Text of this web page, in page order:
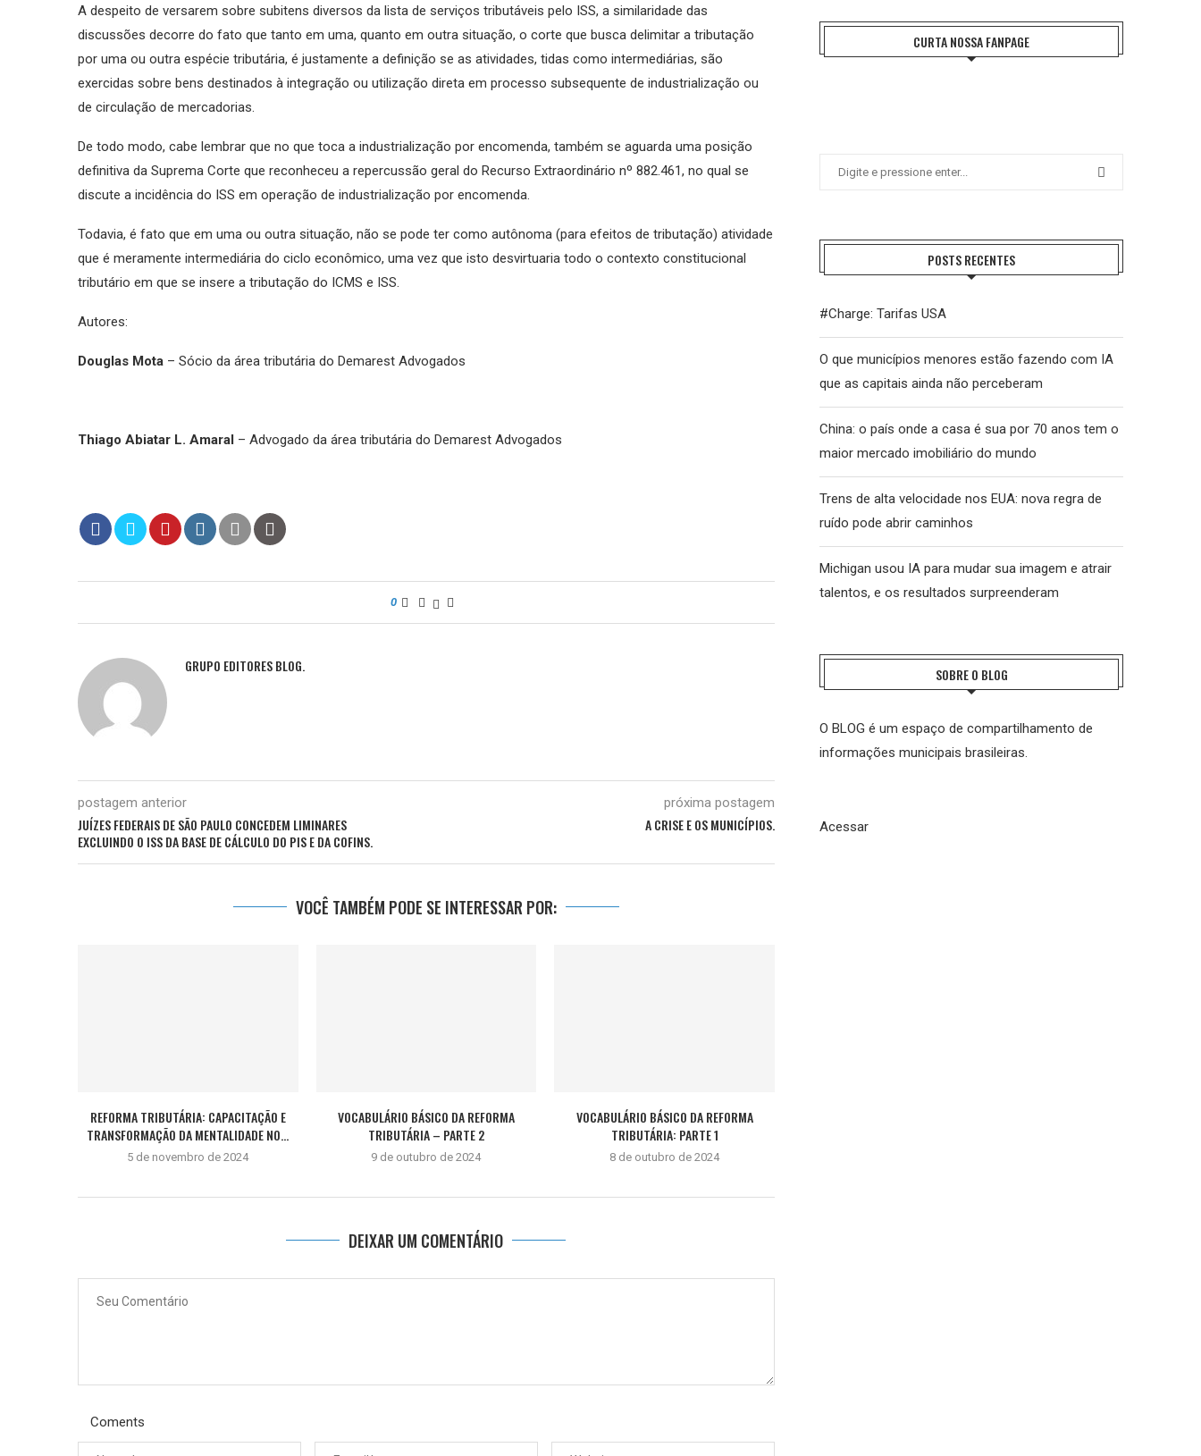
A despeito de versarem sobre subitens diversos da lista de serviços tributáveis pelo ISS, a similaridade das
discussões decorre do fato que tanto em uma, quanto em outra situação, o corte que busca delimitar a tributação
por uma ou outra espécie tributária, é justamente a definição se as atividades, tidas como intermediárias, são
exercidas sobre bens destinados à integração ou utilização direta em processo subsequente de industrialização ou
de circulação de mercadorias.
De todo modo, cabe lembrar que no que toca a industrialização por encomenda, também se aguarda uma posição
definitiva da Suprema Corte que reconheceu a repercussão geral do Recurso Extraordinário nº 882.461, no qual se
discute a incidência do ISS em operação de industrialização por encomenda.
Todavia, é fato que em uma ou outra situação, não se pode ter como autônoma (para efeitos de tributação) atividade
que é meramente intermediária do ciclo econômico, uma vez que isto desvirtuaria todo o contexto constitucional
tributário em que se insere a tributação do ICMS e ISS.
Autores:
Douglas Mota – Sócio da área tributária do Demarest Advogados
Thiago Abiatar L. Amaral – Advogado da área tributária do Demarest Advogados
0
GRUPO EDITORES BLOG.
postagem anterior
JUÍZES FEDERAIS DE SÃO PAULO CONCEDEM LIMINARES
EXCLUINDO O ISS DA BASE DE CÁLCULO DO PIS E DA COFINS.
próxima postagem
A CRISE E OS MUNICÍPIOS.
VOCÊ TAMBÉM PODE SE INTERESSAR POR:
REFORMA TRIBUTÁRIA: CAPACITAÇÃO E
TRANSFORMAÇÃO DA MENTALIDADE NO...
5 de novembro de 2024
VOCABULÁRIO BÁSICO DA REFORMA
TRIBUTÁRIA – PARTE 2
9 de outubro de 2024
VOCABULÁRIO BÁSICO DA REFORMA
TRIBUTÁRIA: PARTE 1
8 de outubro de 2024
DEIXAR UM COMENTÁRIO
Coments
CURTA NOSSA FANPAGE
POSTS RECENTES
#Charge: Tarifas USA
O que municípios menores estão fazendo com IA
que as capitais ainda não perceberam
China: o país onde a casa é sua por 70 anos tem o
maior mercado imobiliário do mundo
Trens de alta velocidade nos EUA: nova regra de
ruído pode abrir caminhos
Michigan usou IA para mudar sua imagem e atrair
talentos, e os resultados surpreenderam
SOBRE O BLOG
O BLOG é um espaço de compartilhamento de
informações municipais brasileiras.
Acessar